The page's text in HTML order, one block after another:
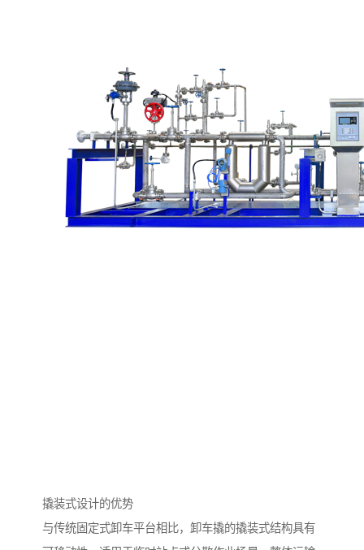
撬装式设计的优势
与传统固定式卸车平台相比，卸车撬的撬装式结构具有